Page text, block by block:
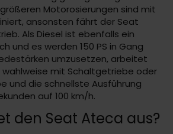
Motorosierungen sind mit
ansonsten fährt der Seat
Als Diesel ist ebenfalls ein
und es werden 150 PS in Gang
umzusetzen, arbeitet
wahlweise mit Schaltgetriebe oder
und die schnellste Ausführung
auf 100 km/h.
den Seat Ateca aus?